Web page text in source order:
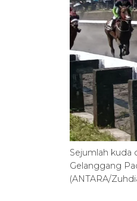
Sejumlah kuda
Gelanggang
(ANTARA/